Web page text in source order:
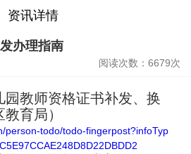
资讯详情
办理指南
阅读次数：6679次
园教师资格证书补发、换
育局）
person-todo/todo-fingerpost?infoTyp